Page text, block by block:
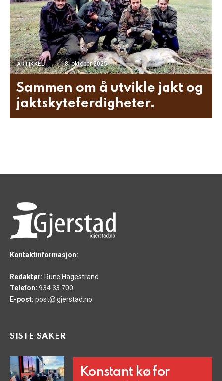
ARTIKKEL 18. oktober 2025
Sammen om å utvikle jakt og
jaktskyteferdigheter.
Kontaktinformasjon:
Redaktør: Rune Hagestrand
Telefon: 934 33 700
E-post: post@igjerstad.no
SISTE SAKER
Konstant kø for